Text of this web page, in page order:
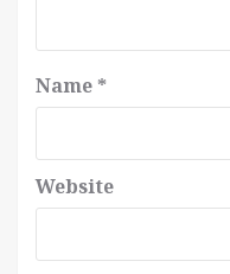
Name *
Website